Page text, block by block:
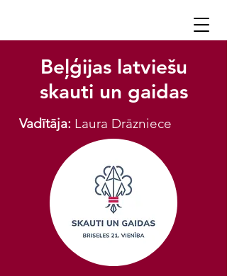
Beļģijas latviešu
skauti un gaidas
Vadītāja: Laura Drāzniece